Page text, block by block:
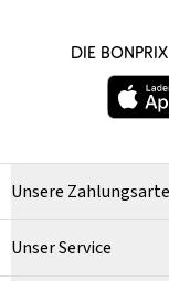
DIE
Unsere
Unser Service